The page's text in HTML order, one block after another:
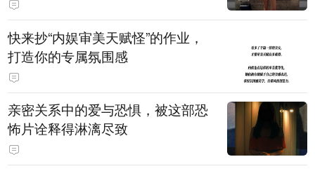
快来抄“内娱审美天赋怪”的作业，
打造你的专属氛围感
亲密关系中的爱与恐惧，被这部恐
怖片诠释得淋漓尽致